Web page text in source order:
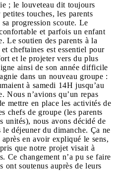
; le louveteau dit toujours
touches, les parents
progression scoute. Le
et parfois un enfant
Le soutien des parents à la
cheftaines est essentiel pour
et le projeter vers du plus
ainsi de son année difficile
dans un nouveau groupe :
à samedi 14H jusqu’au
Nous n’avions qu’un repas
mettre en place les activités de
chefs de groupe (les parents
unités), nous avons décidé de
déjeuner du dimanche. Ça ne
après en avoir expliqué le sens,
que notre projet visait à
Ce changement n’a pu se faire
ont soutenus auprès de leurs